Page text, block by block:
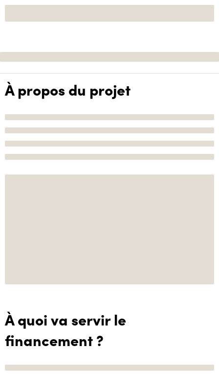
À propos du projet
À quoi va servir le
financement ?